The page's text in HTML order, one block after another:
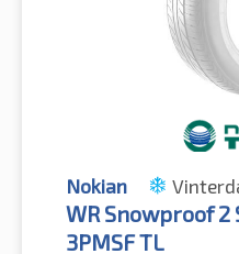
Nokian
WR Snowproof 2
3PMSF TL